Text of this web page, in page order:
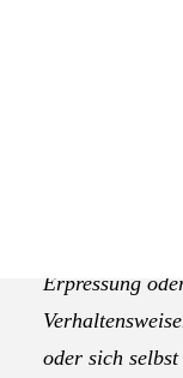
Erpressung
oder sich selbst